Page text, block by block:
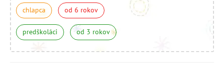
chlapca od 6 rokov
predškoláci od 3 rokov